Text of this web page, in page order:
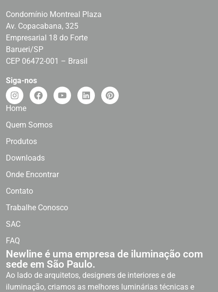
Condomínio Montreal Plaza
Av. Copacabana, 325
Empresarial 18 do Forte
Barueri/SP
CEP 06472-001 – Brasil
Siga-nos
Home
Quem Somos
Produtos
Downloads
Onde Encontrar
Contato
Trabalhe Conosco
SAC
FAQ
Newline é uma empresa de iluminação com
sede em São Paulo.
Ao lado de arquitetos, designers de interiores e de
iluminação, criamos as melhores luminárias técnicas e